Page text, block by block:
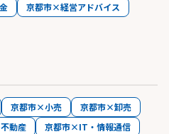
京都市×経営アドバイス
京都市×小売
京都市×卸売
動産
京都市×IT・情報通信